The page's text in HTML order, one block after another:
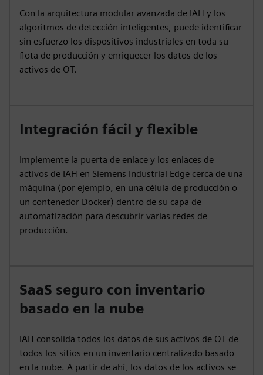
Con la arquitectura modular avanzada de IAH y los
algoritmos de detección inteligentes, puede identificar
sin esfuerzo los dispositivos industriales en toda su
flota de producción y enriquecer los datos de los
activos de OT.
Integración fácil y flexible
Implemente la puerta de enlace y los enlaces de
activos de IAH en Siemens Industrial Edge cerca de una
máquina (por ejemplo, en una célula de producción o
un contenedor Docker) dentro de su capa de
automatización para descubrir varias redes de
producción.
SaaS seguro con inventario
basado en la nube
IAH consolida todos los datos de sus activos de OT de
todos los sitios en un inventario centralizado basado
en la nube. A partir de ahí, los datos de los activos se